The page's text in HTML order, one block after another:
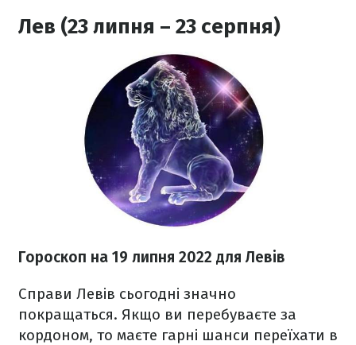
Лев (23 липня – 23 серпня)
Гороскоп на 19 липня 2022 для Левів
Справи Левів сьогодні значно
покращаться. Якщо ви перебуваєте за
кордоном, то маєте гарні шанси переїхати в